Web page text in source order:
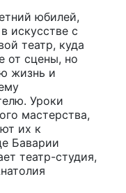
юбилей,
искусстве с
театр, куда
от сцены, но
жизнь и
Уроки
мастерства,
их к
Баварии
театр-студия,